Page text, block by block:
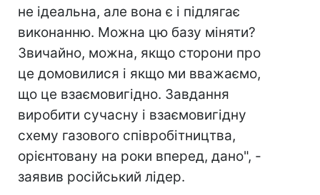
не ідеальна, але вона є і підлягає
виконанню. Можна цю базу міняти?
Звичайно, можна, якщо сторони про
це домовилися і якщо ми вважаємо,
що це взаємовигідно. Завдання
виробити сучасну і взаємовигідну
схему газового співробітництва,
орієнтовану на роки вперед, дано", -
заявив російський лідер.